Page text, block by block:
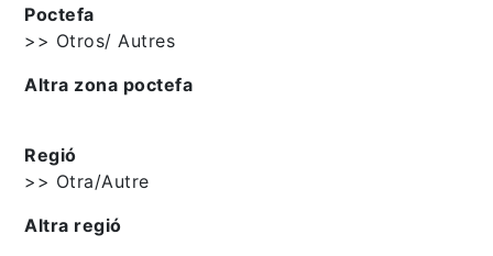
Poctefa
>> Otros/ Autres
Altra zona poctefa
Regió
>> Otra/Autre
Altra regió